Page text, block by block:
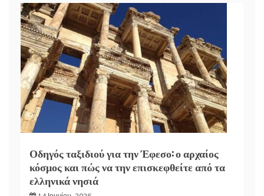
Οδηγός ταξιδιού για την Έφεσο: ο αρχαίος
κόσμος και πώς να την επισκεφθείτε από τα
ελληνικά νησιά